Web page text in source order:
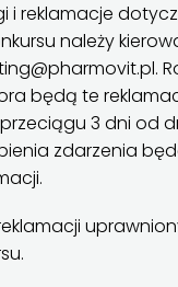
i reklamacje
należy
będą te
3 dni od
zdarzenia